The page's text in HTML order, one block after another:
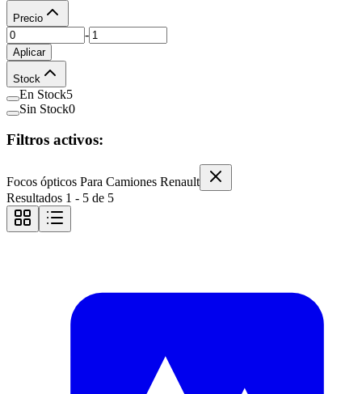
Precio
-
Aplicar
Stock
En Stock5
Sin Stock0
Filtros activos:
Focos ópticos Para Camiones Renault
Resultados 1 - 5 de 5